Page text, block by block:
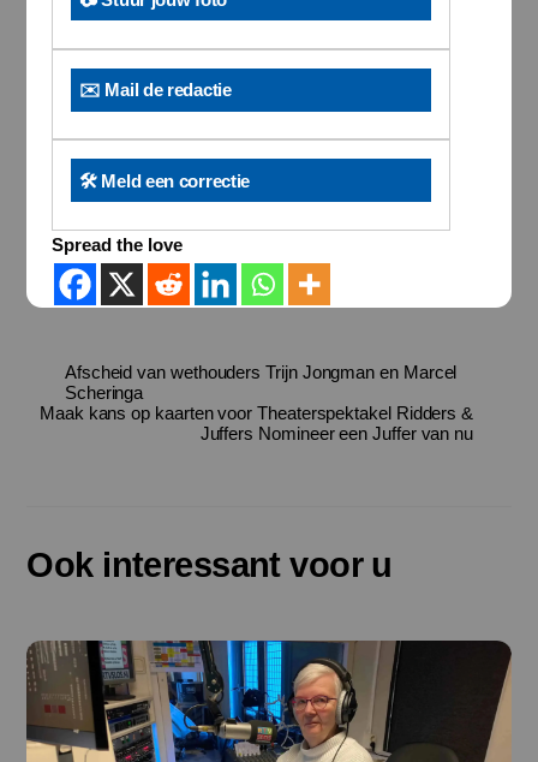
✉️ Mail de redactie
🛠️ Meld een correctie
Spread the love
Afscheid van wethouders Trijn Jongman en Marcel
Scheringa
Maak kans op kaarten voor Theaterspektakel Ridders &
Juffers Nomineer een Juffer van nu
Ook interessant voor u